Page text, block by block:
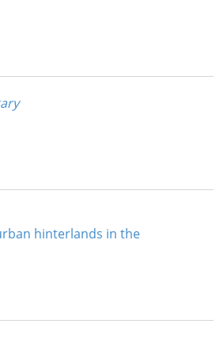
hinterlands in the